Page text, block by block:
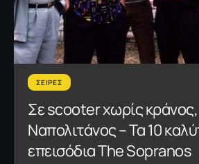
ΣΕΙΡΕΣ
Σε scooter χωρίς
Ναπολιτάνος – Τα 10
επεισόδια The Sopranos